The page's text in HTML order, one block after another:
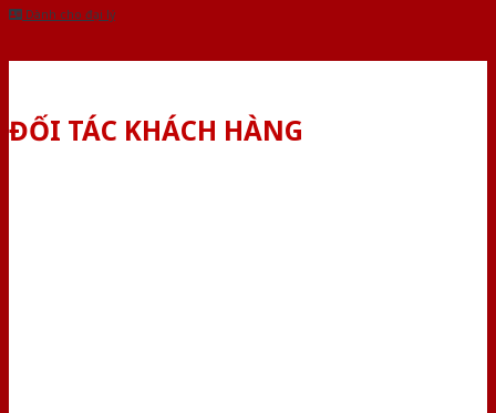
Dành cho đại lý
ĐỐI TÁC KHÁCH HÀNG